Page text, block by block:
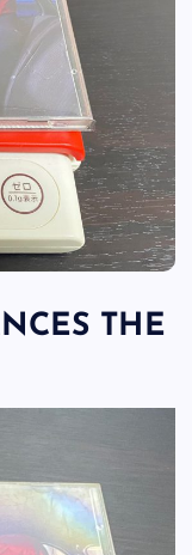
THE